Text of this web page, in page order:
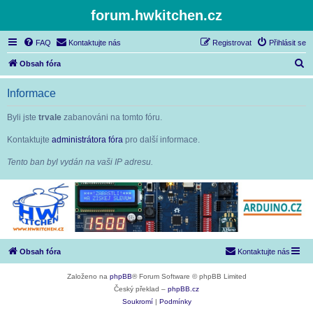
forum.hwkitchen.cz
FAQ Kontaktujte nás Přihlásit se
Registrovat
Obsah fóra
l
Informace
Byli jste trvale zabanováni na tomto fóru.
Kontaktujte administrátora fóra pro další informace.
Tento ban byl vydán na vaši IP adresu.
Obsah fóra Kontaktujte nás
Založeno na phpBB® Forum Software © phpBB Limited
Český překlad – phpBB.cz
Soukromí
Podmínky